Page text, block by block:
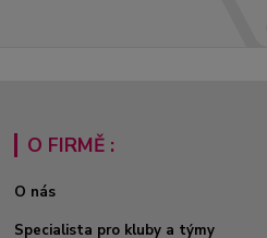
O FIRMĚ :
O nás
Specialista pro kluby a týmy